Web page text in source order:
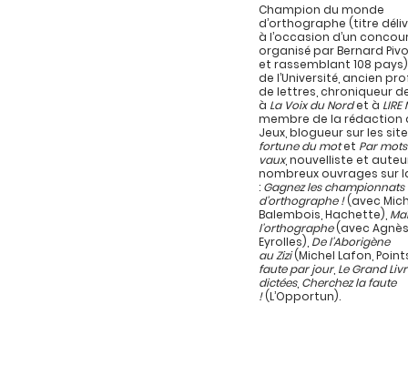
Champion du monde
d’orthographe (titre
à l’occasion d’un
organisé par Bernard
et rassemblant 108
de l’Université, ancien
de lettres, chroniqueur
à La Voix du Nordet à
membre de la rédaction
Jeux, blogueur sur les
fortune du motet Par
vaux, nouvelliste et
nombreux ouvrages sur
: Gagnez les championnats
d’orthographe !(avec
Balembois, Hachette),
l’orthographe(avec
Eyrolles), De l’Aborigène
au Zizi(Michel Lafon,
faute par jour, Le Grand
dictées, Cherchez la faute
!(L’Opportun).